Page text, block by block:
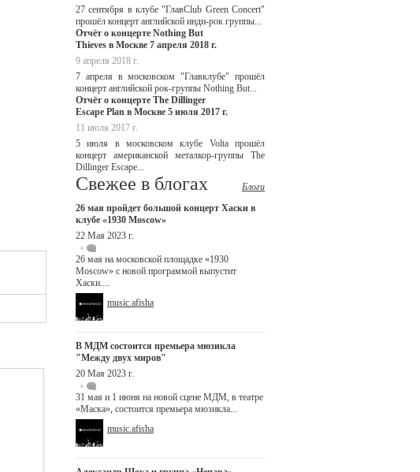
27 сентября в клубе "ГлавClub Green Concert"
прошёл концерт английской инди-рок группы...
Отчёт о концерте Nothing But
Thieves в Москве 7 апреля 2018 г.
9 апреля 2018 г.
7 апреля в московском "Главклубе" прошёл
концерт английской рок-группы Nothing But...
Отчёт о концерте The Dillinger
Escape Plan в Москве 5 июля 2017 г.
11 июля 2017 г.
5 июля в московском клубе Volta прошёл
концерт американской металкор-группы The
Dillinger Escape...
Свежее в блогах
Блоги
26 мая пройдет большой концерт Хаски в
клубе «1930 Moscow»
22 Мая 2023 г.
26 мая на московской площадке «1930
Moscow» с новой программой выпустит
Хаски....
music.afisha
В МДМ состоится премьера мюзикла
"Между двух миров"
20 Мая 2023 г.
31 мая и 1 июня на новой сцене МДМ, в театре
«Маска», состоится премьера мюзикла...
music.afisha